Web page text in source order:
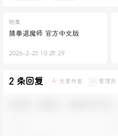
物集
猜拳退魔师 官方中文版
2026-2-25 10:28:29
2 条回复 A 文章作者 M 管理员